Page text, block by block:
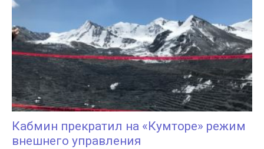
Кабмин прекратил на «Кумторе» режим
внешнего управления